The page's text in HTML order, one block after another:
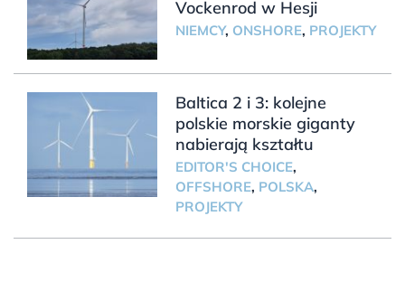
Vockenrod w Hesji
NIEMCY, ONSHORE, PROJEKTY
Baltica 2 i 3: kolejne
polskie morskie giganty
nabierają kształtu
EDITOR'S CHOICE,
OFFSHORE, POLSKA,
PROJEKTY